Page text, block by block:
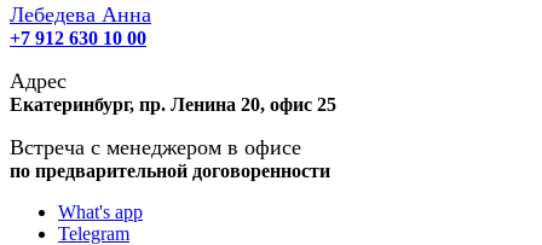
Лебедева Анна
+7 912 630 10 00
Адрес
Екатеринбург, пр. Ленина 20, офис 25
Встреча с менеджером в офисе
по предварительной договоренности
What's app
Telegram